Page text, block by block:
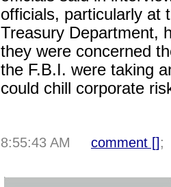
officials, particularly at
Treasury Department,
they were concerned
the F.B.I. were taking
could chill corporate
8:55:43 AM comment [] ;